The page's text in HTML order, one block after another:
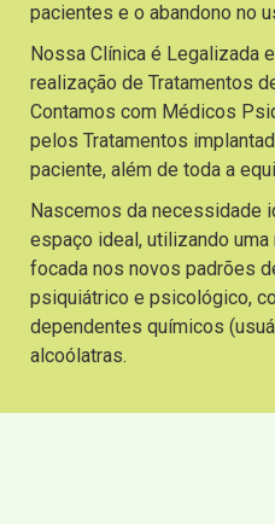
pacientes e o abandono no
Nossa Clínica é Legalizada
realização de Tratamentos
Contamos com Médicos
pelos Tratamentos
paciente, além de toda a
Nascemos da necessidade
espaço ideal, utilizando
focada nos novos padrões
psiquiátrico e psicológico,
dependentes químicos
alcoólatras.